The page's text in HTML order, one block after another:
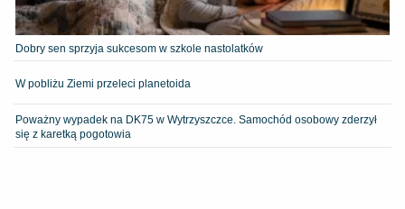
Dobry sen sprzyja sukcesom w szkole nastolatków
W pobliżu Ziemi przeleci planetoida
Poważny wypadek na DK75 w Wytrzyszczce. Samochód osobowy zderzył
się z karetką pogotowia